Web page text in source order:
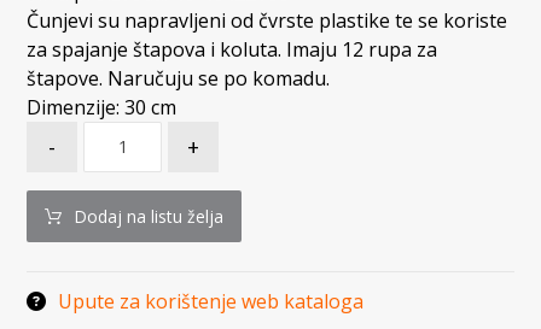
Čunjevi su napravljeni od čvrste plastike te se koriste
za spajanje štapova i koluta. Imaju 12 rupa za
štapove. Naručuju se po komadu.
Dimenzije: 30 cm
- +
Dodaj na listu želja
Upute za korištenje web kataloga